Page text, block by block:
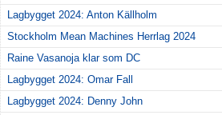
Lagbygget 2024: Anton Källholm
Stockholm Mean Machines Herrlag 2024
Raine Vasanoja klar som DC
Lagbygget 2024: Omar Fall
Lagbygget 2024: Denny John